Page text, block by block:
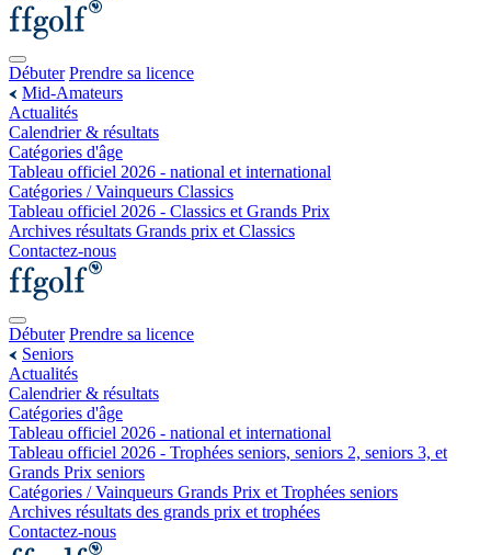
Débuter Prendre sa licence
Mid-Amateurs
Actualités
Calendrier & résultats
Catégories d'âge
Tableau officiel 2026 - national et international
Catégories / Vainqueurs Classics
Tableau officiel 2026 - Classics et Grands Prix
Archives résultats Grands prix et Classics
Contactez-nous
Débuter Prendre sa licence
Seniors
Actualités
Calendrier & résultats
Catégories d'âge
Tableau officiel 2026 - national et international
Tableau officiel 2026 - Trophées seniors, seniors 2, seniors 3, et
Grands Prix seniors
Catégories / Vainqueurs Grands Prix et Trophées seniors
Archives résultats des grands prix et trophées
Contactez-nous